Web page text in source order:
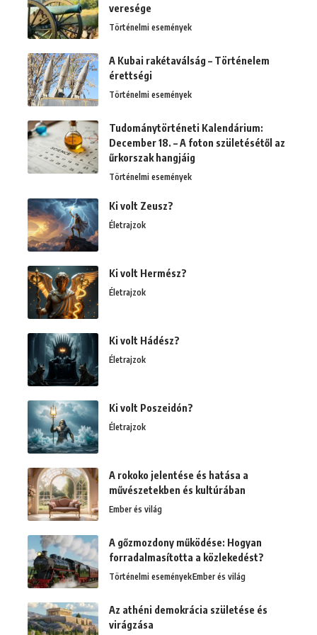
veresége
Történelmi események
A Kubai rakétaválság – Történelem
érettségi
Történelmi események
Tudománytörténeti Kalendárium:
December 18. – A foton születésétől az
űrkorszak hangjáig
Történelmi események
Ki volt Zeusz?
Életrajzok
Ki volt Hermész?
Életrajzok
Ki volt Hádész?
Életrajzok
Ki volt Poszeidón?
Életrajzok
A rokoko jelentése és hatása a
művészetekben és kultúrában
Ember és világ
A gőzmozdony működése: Hogyan
forradalmasította a közlekedést?
Történelmi eseményekEmber és világ
Az athéni demokrácia születése és
virágzása